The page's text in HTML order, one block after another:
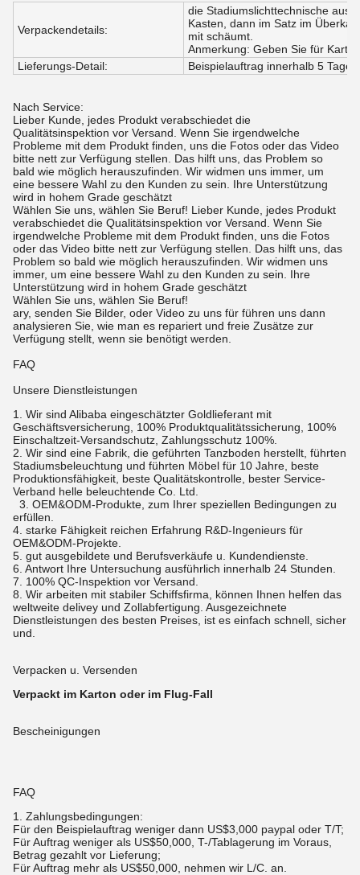
Verpackendetails:
die Stadiumslichttechnische
Kasten, dann im Satz im
mit schäumt.
Anmerkung: Geben Sie für
Lieferungs-Detail:
Beispielauftrag innerhalb 5
Nach Service:
Lieber Kunde, jedes Produkt verabschiedet die
Qualitätsinspektion vor Versand. Wenn Sie irgendwelche
Probleme mit dem Produkt finden, uns die Fotos oder das Video
bitte nett zur Verfügung stellen. Das hilft uns, das Problem so
bald wie möglich herauszufinden. Wir widmen uns immer, um
eine bessere Wahl zu den Kunden zu sein. Ihre Unterstützung
wird in hohem Grade geschätzt
Wählen Sie uns, wählen Sie Beruf! Lieber Kunde, jedes Produkt
verabschiedet die Qualitätsinspektion vor Versand. Wenn Sie
irgendwelche Probleme mit dem Produkt finden, uns die Fotos
oder das Video bitte nett zur Verfügung stellen. Das hilft uns, das
Problem so bald wie möglich herauszufinden. Wir widmen uns
immer, um eine bessere Wahl zu den Kunden zu sein. Ihre
Unterstützung wird in hohem Grade geschätzt
Wählen Sie uns, wählen Sie Beruf!
ary, senden Sie Bilder, oder Video zu uns für führen uns dann
analysieren Sie, wie man es repariert und freie Zusätze zur
Verfügung stellt, wenn sie benötigt werden.
FAQ
Unsere Dienstleistungen
1. Wir sind Alibaba eingeschätzter Goldlieferant mit
Geschäftsversicherung, 100% Produktqualitätssicherung, 100%
Einschaltzeit-Versandschutz, Zahlungsschutz 100%.
2. Wir sind eine Fabrik, die geführten Tanzboden herstellt, führten
Stadiumsbeleuchtung und führten Möbel für 10 Jahre, beste
Produktionsfähigkeit, beste Qualitätskontrolle, bester Service-
Verband helle beleuchtende Co. Ltd.
3. OEM&ODM-Produkte, zum Ihrer speziellen Bedingungen zu
erfüllen.
4. starke Fähigkeit reichen Erfahrung R&D-Ingenieurs für
OEM&ODM-Projekte.
5. gut ausgebildete und Berufsverkäufe u. Kundendienste.
6. Antwort Ihre Untersuchung ausführlich innerhalb 24 Stunden.
7. 100% QC-Inspektion vor Versand.
8. Wir arbeiten mit stabiler Schiffsfirma, können Ihnen helfen das
weltweite delivey und Zollabfertigung. Ausgezeichnete
Dienstleistungen des besten Preises, ist es einfach schnell, sicher
und.
Verpacken u. Versenden
Verpackt im Karton oder im Flug-Fall
Bescheinigungen
FAQ
1. Zahlungsbedingungen:
Für den Beispielauftrag weniger dann US$3,000 paypal oder T/T;
Für Auftrag weniger als US$50,000, T-/Tablagerung im Voraus,
Betrag gezahlt vor Lieferung;
Für Auftrag mehr als US$50,000, nehmen wir L/C. an.